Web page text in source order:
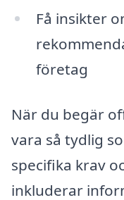
Få insikter
företag
När du begär
vara så tydlig
specifika krav
inkluderar